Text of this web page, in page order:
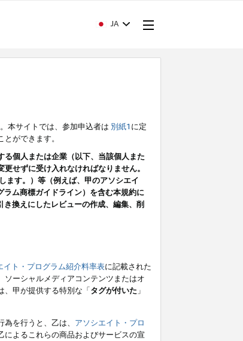
JA
本サイトでは、参加申込者は 別紙1 に定
ができます。
個人または企業（以下、当該個人また
せずに受け入れなければなりません。
ます。）等（例えば、甲のアソシエイ
ム商標ガイドライン）を含む本規約に
換えにしたレビューの作成、編集、削
イト・プログラム紹介料率表に記載された
ソーシャルメディアコンテンツまたはオ
、甲が提供する特別な「タグが付いた 」
を行うと、乙は、 アソシエイト・プロ
よるこれらの商品およびサービスの宣